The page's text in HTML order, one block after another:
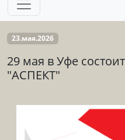
23.мая.2026
29 мая в Уфе
"АСПЕКТ"